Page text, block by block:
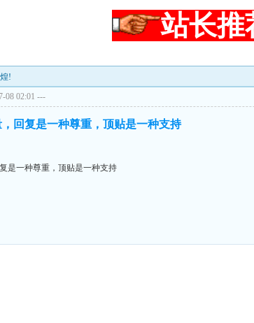
站长推
!
08 02:01 ---
回复是一种尊重，顶贴是一种支持
是一种尊重，顶贴是一种支持